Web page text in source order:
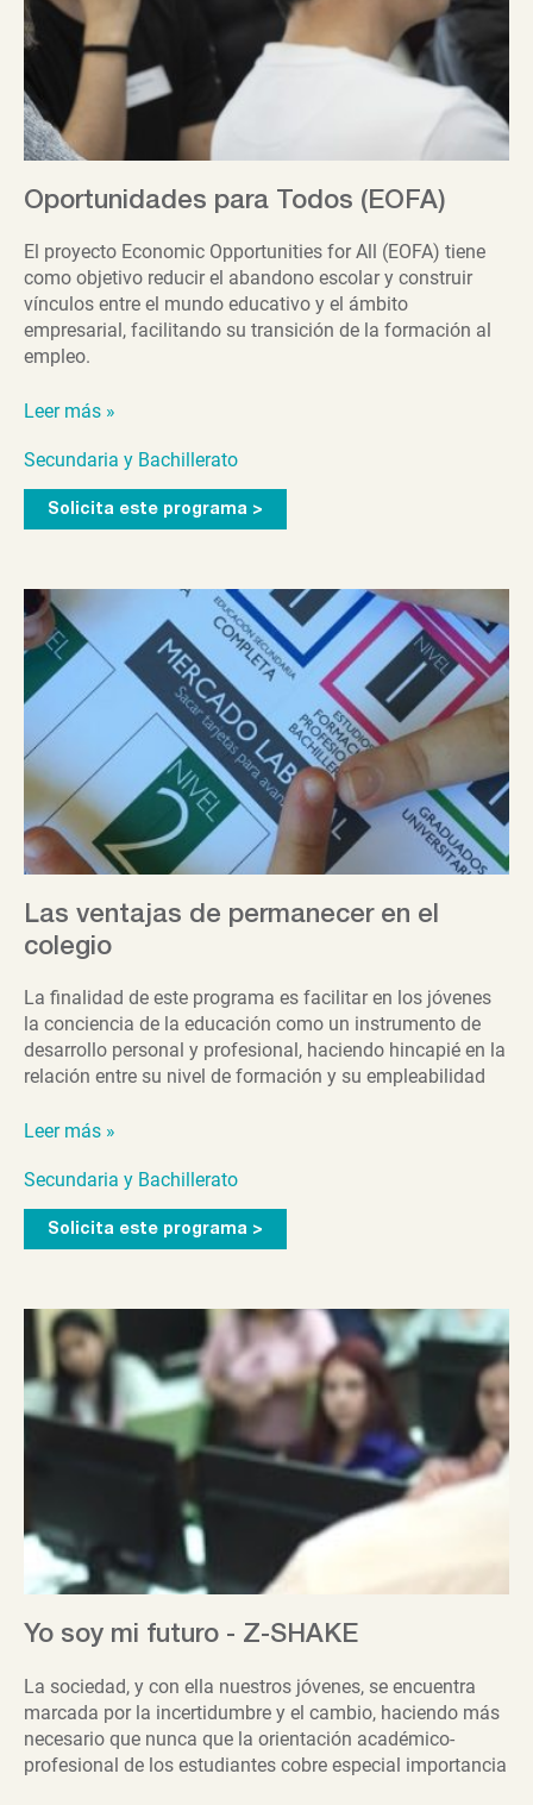
Oportunidades para Todos (EOFA)
El proyecto Economic Opportunities for All (EOFA) tiene
como objetivo reducir el abandono escolar y construir
vínculos entre el mundo educativo y el ámbito
empresarial, facilitando su transición de la formación al
empleo.
Oportunidades
Todos
(EOFA)
Leer más »
Secundaria y Bachillerato
Solicita este programa >
Las ventajas de permanecer en el
colegio
La finalidad de este programa es facilitar en los jóvenes
la conciencia de la educación como un instrumento de
desarrollo personal y profesional, haciendo hincapié en la
relación entre su nivel de formación y su empleabilidad
Las
de
permanecer
Leer más »
Secundaria y Bachillerato
Solicita este programa >
Yo soy mi futuro - Z-SHAKE
La sociedad, y con ella nuestros jóvenes, se encuentra
marcada por la incertidumbre y el cambio, haciendo más
necesario que nunca que la orientación académico-
profesional de los estudiantes cobre especial importancia